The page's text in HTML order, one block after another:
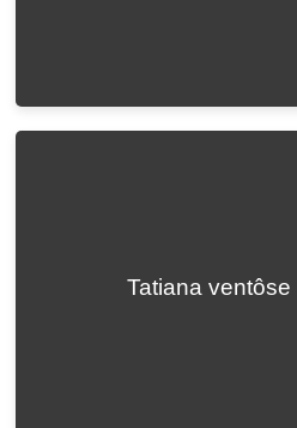
Tatiana ventôse